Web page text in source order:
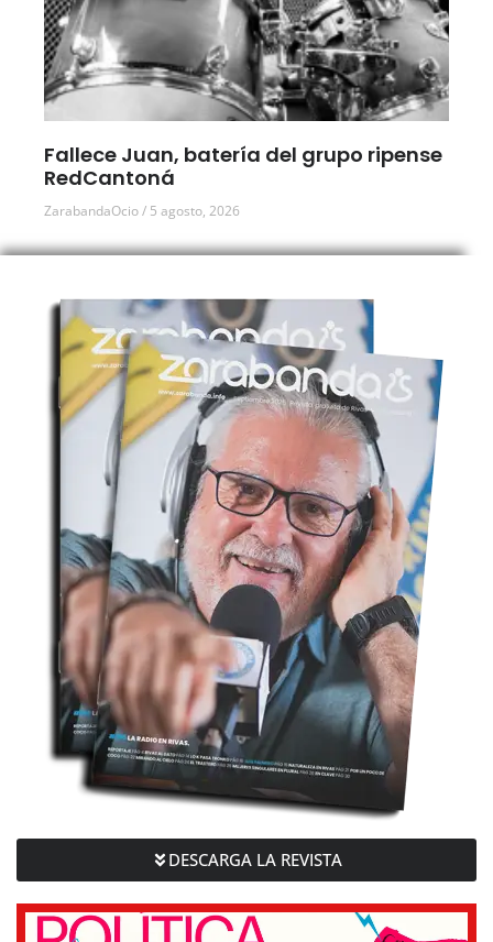
Fallece Juan, batería del grupo ripense
RedCantoná
ZarabandaOcio 5 agosto, 2026
DESCARGA LA REVISTA